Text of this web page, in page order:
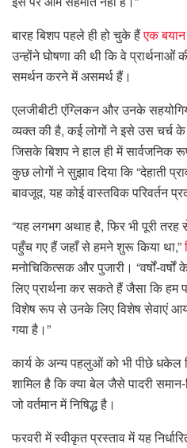
बारह बिशप पहले ही हो चुके हैंएक बयान
उन्होंने घोषणा की थी कि वे प्रार्थनाओं
समर्थन करने में असमर्थ हैं।
एलजीबीटी एंग्लिकन और उनके
व्यक्त की है, कई लोगों ने इसे उस चर्च के
जिसके बिशप ने हाल ही में सार्वजनिक
कुछ लोगों ने सुझाव दिया कि “देहाती
बावजूद, यह कोई वास्तविक परिवर्तन
“यह लगभग अथाह है, फिर भी पूरी तरह
पहुँच गए हैं जहाँ से हमने शुरू किया था,”
मनोचिकित्सक और पुजारी। “वर्षों-
लिए प्रार्थना कर सकते हैं जैसा कि
विशेष रूप से उनके लिए विशेष सेवाएं
गया है।”
कार्य के अन्य पहलुओं को भी पीछे धकेल
शामिल है कि क्या बेल जैसे पादरी
जो वर्तमान में निषिद्ध है।
फरवरी में स्वीकृत प्रस्ताव में यह